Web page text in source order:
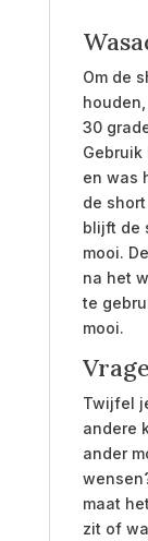
Om de
30
en was
de
blijft de
mooi.
na het
te
mooi.
Twijfel
andere
ander
maat
zit of